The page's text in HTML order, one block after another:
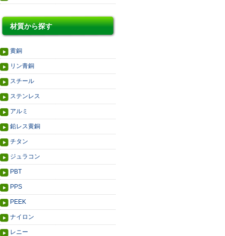
材質から探す
黄銅
リン青銅
スチール
ステンレス
アルミ
鉛レス黄銅
チタン
ジュラコン
PBT
PPS
PEEK
ナイロン
レニー